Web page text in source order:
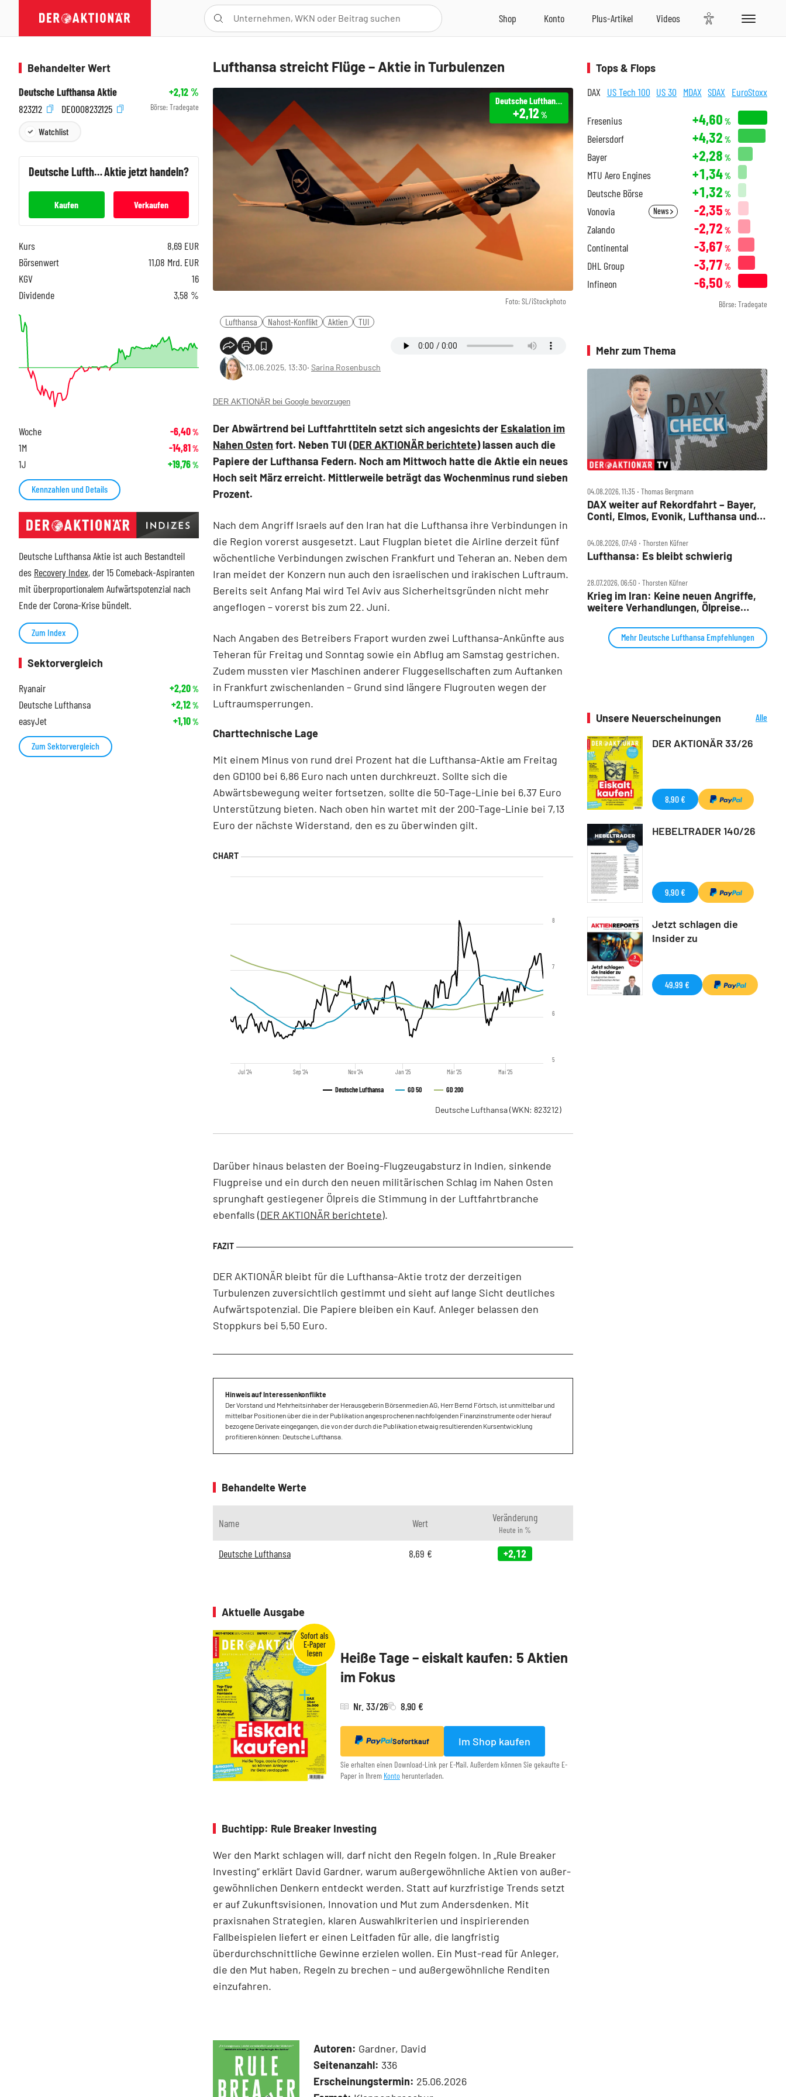
Lufthansa streicht Flüge – Aktie in Turbulenzen
Foto: SL/iStockphoto
Deutsche Lufthansa
+2,12%
Lufthansa Nahost-Konflikt Aktien TUI
13.06.2025, 13:30‧ Sarina Rosenbusch
DER AKTIONÄR bei Google bevorzugen
Der Abwärtrend bei Luftfahrttiteln setzt sich angesichts der Eskalation im
Nahen Osten fort. Neben TUI (DER AKTIONÄR berichtete)lassen auch die
Papiere der Lufthansa Federn. Noch am Mittwoch hatte die Aktie ein neues
Hoch seit März erreicht. Mittlerweile beträgt das Wochenminus rund sieben
Prozent.
Nach dem Angriff Israels auf den Iran hat die Lufthansa ihre Verbindungen in
die Region vorerst ausgesetzt. Laut Flugplan bietet die Airline derzeit fünf
wöchentliche Verbindungen zwischen Frankfurt und Teheran an. Neben dem
Iran meidet der Konzern nun auch den israelischen und irakischen Luftraum.
Bereits seit Anfang Mai wird Tel Aviv aus Sicherheitsgründen nicht mehr
angeflogen – vorerst bis zum 22. Juni.
Nach Angaben des Betreibers Fraport wurden zwei Lufthansa-Ankünfte aus
Teheran für Freitag und Sonntag sowie ein Abflug am Samstag gestrichen.
Zudem mussten vier Maschinen anderer Fluggesellschaften zum Auftanken
in Frankfurt zwischenlanden – Grund sind längere Flugrouten wegen der
Luftraumsperrungen.
Charttechnische Lage
Mit einem Minus von rund drei Prozent hat die Lufthansa-Aktie am Freitag
den GD100 bei 6,86 Euro nach unten durchkreuzt. Sollte sich die
Abwärtsbewegung weiter fortsetzen, sollte die 50-Tage-Linie bei 6,37 Euro
Unterstützung bieten. Nach oben hin wartet mit der 200-Tage-Linie bei 7,13
Euro der nächste Widerstand, den es zu überwinden gilt.
Deutsche Lufthansa GD 50 GD 200
Jul '24 Sep '24 Nov '24 Jan '25 Mär '25 Mai '25
5
6
7
8
Deutsche Lufthansa(WKN: 823212)
Darüber hinaus belasten der Boeing-Flugzeugabsturz in Indien, sinkende
Flugpreise und ein durch den neuen militärischen Schlag im Nahen Osten
sprunghaft gestiegener Ölpreis die Stimmung in der Luftfahrtbranche
ebenfalls (DER AKTIONÄR berichtete).
DER AKTIONÄR bleibt für die Lufthansa-Aktie trotz der derzeitigen
Turbulenzen zuversichtlich gestimmt und sieht auf lange Sicht deutliches
Aufwärtspotenzial. Die Papiere bleiben ein Kauf. Anleger belassen den
Stoppkurs bei 5,50 Euro.
Hinweis auf Interessenkonflikte
Der Vorstand und Mehrheitsinhaber der Herausgeberin Börsenmedien AG, Herr Bernd Förtsch, ist unmittelbar und
mittelbar Positionen über die in der Publikation angesprochenen nachfolgenden Finanzinstrumente oder hierauf
bezogene Derivate eingegangen, die von der durch die Publikation etwaig resultierenden Kursentwicklung
profitieren können: Deutsche Lufthansa.
Behandelte Werte
Name Wert Veränderung
Heute in %
Deutsche Lufthansa 8,69 € +2,12
Aktuelle Ausgabe
Heiße Tage – eiskalt kaufen: 5 Aktien
im Fokus
Nr. 33/26 8,90 €
Sofortkauf Im Shop kaufen
Sie erhalten einen Download-Link per E-Mail. Außerdem können Sie gekaufte E-
Paper in Ihrem Konto herunterladen.
Buchtipp: Rule Breaker Investing
Wer den Markt schlagen will, darf nicht den Regeln folgen. In „Rule Breaker
Investing“ erklärt David Gardner, warum außergewöhnliche Aktien von außer­
gewöhnlichen Denkern entdeckt werden. Statt auf kurzfristige Trends setzt
er auf Zukunftsvisionen, Innovation und Mut zum Andersdenken. Mit
praxisnahen Strategien, klaren Auswahlkriterien und inspirierenden
Fallbeispielen liefert er einen Leit­faden für alle, die langfristig
überdurchschnittliche Gewinne erzielen wollen. Ein Must-read für Anleger,
die den Mut haben, Regeln zu brechen – und außergewöhnliche Renditen
einzufahren.
Autoren: Gardner, David
Seitenanzahl: 336
Erscheinungstermin: 25.06.2026
Behandelter Wert
Deutsche Lufthansa Aktie
+2,12%
823212
DE0008232125 Börse: Tradegate
Watchlist
Deutsche LufthansaAktie jetzt handeln?
Kaufen Verkaufen
Kurs 8,69 EUR
Börsenwert
11,08 Mrd. EUR
KGV
16
Dividende
3,58 %
Woche -6,40%
1M -14,81%
1J +19,76%
Kennzahlen und Details
Deutsche Lufthansa Aktie ist auch Bestandteil
des Recovery Index, der 15 Comeback-Aspiranten
mit überproportionalem Aufwärtspotenzial nach
Ende der Corona-Krise bündelt.
Zum Index
Sektorvergleich
Ryanair
+2,20%
Deutsche Lufthansa +2,12%
easyJet +1,10%
Zum Sektorvergleich
Tops & Flops
DAX US Tech 100 US 30 MDAX SDAX EuroStoxx
Fresenius +4,60 %
Beiersdorf +4,32 %
Bayer +2,28 %
MTU Aero Engines +1,34%
Deutsche Börse +1,32 %
Vonovia News -2,35 %
Zalando -2,72 %
Continental -3,67 %
DHL Group -3,77 %
Infineon -6,50 %
Börse: Tradegate
Mehr zum Thema
04.08.2026, 11:35 ‧ Thomas Bergmann
DAX weiter auf Rekordfahrt – Bayer,
Conti, Elmos, Evonik, Lufthansa und
04.08.2026, 07:49 ‧ Thorsten Küfner
Lufthansa: Es bleibt schwierig
28.07.2026, 06:50 ‧ Thorsten Küfner
Krieg im Iran: Keine neuen Angriffe,
weitere Verhandlungen, Ölpreise
Mehr Deutsche Lufthansa Empfehlungen
Unsere Neuerscheinungen
Alle
DER AKTIONÄR 33/26
8,90 €
HEBELTRADER 140/26
9,90 €
Jetzt schlagen die
Insider zu
49,99 €